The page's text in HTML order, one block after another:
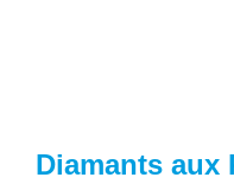
Diamants aux